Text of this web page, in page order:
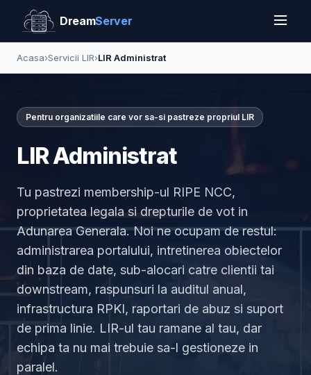
DreamServer
Acasa›Servicii LIR›LIR Administrat
Pentru organizatiile care vor sa-si pastreze propriul LIR
LIR Administrat
Tu pastrezi membership-ul RIPE NCC,
proprietatea legala si drepturile de vot in
Adunarea Generala. Noi ne ocupam de restul:
administrarea portalului, intretinerea obiectelor
din baza de date, sub-alocari catre clientii tai
downstream, raspunsuri la auditul anual,
infrastructura RPKI, raportari de abuz si suport
de prima linie. LIR-ul tau ramane al tau, dar
echipa ta nu mai trebuie sa-l gestioneze in
paralel.